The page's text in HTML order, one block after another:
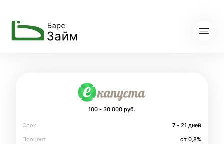
100 - 30 000 руб.
Срок
7 - 21 дней
Процент
от 0,8%